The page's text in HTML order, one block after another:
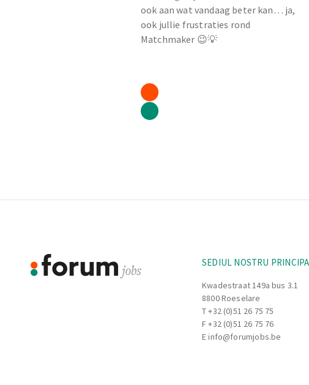
ook aan wat vandaag beter kan… ja,
ook jullie frustraties rond
Matchmaker 😉💡
SEDIUL NOSTRU
Kwadestraat 149a bus 3.1
8800 Roeselare
T+32 (0)51 26 75 75
F +32 (0)51 26 75 76
Einfo@forumjobs.be